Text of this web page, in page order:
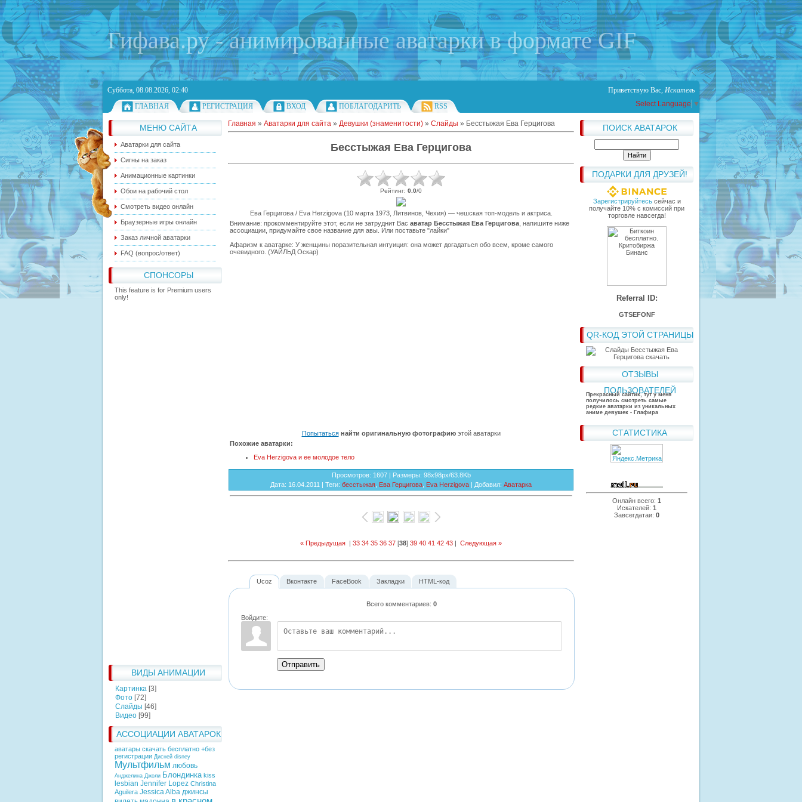
Гифава.ру - анимированные аватарки в формате GIF
Суббота, 08.08.2026, 02:40 Приветствую Вас, Искатель
ГЛАВНАЯ
РЕГИСТРАЦИЯ ВХОД ПОБЛАГОДАРИТЬ RSS Select Language ▼
МЕНЮ САЙТА
Аватарки для сайта
Сигны на заказ
Анимационные картинки
Обои на рабочий стол
Смотреть видео онлайн
Браузерные игры онлайн
Заказ личной аватарки
FAQ (вопрос/ответ)
СПОНСОРЫ
This feature is for Premium users
only!
ВИДЫ АНИМАЦИИ
Картинка [3]
Фото [72]
Слайды [46]
Видео [99]
АССОЦИАЦИИ АВАТАРОК
аватары скачать бесплатно +без
регистрации Дисней disney
Мультфильм любовь
Анджелина Джоли Блондинка kiss
lesbian Jennifer Lopez Christina
Aguilera Jessica Alba джинсы
ПОИСК АВАТАРОК
ПОДАРКИ ДЛЯ ДРУЗЕЙ!
Зарегистрируйтесьсейчас и
получайте 10% с комиссий при
торговле навсегда!
Referral ID:
GTSEFONF
QR-КОД ЭТОЙ СТРАНИЦЫ
ОТЗЫВЫ
ПОЛЬЗОВАТЕЛЕЙ
Прекрасный сайтик, тут у меня
получилось смотреть самые
редкие аватарки из уникальных
аниме девушек - Глафира
СТАТИСТИКА
Онлайн всего: 1
Искателей: 1
Завсегдатаи: 0
Главная » Аватарки для сайта » Девушки (знаменитости) » Слайды » Бесстыжая Ева Герцигова
Бесстыжая Ева Герцигова
Рейтинг: 0.0/0
Ева Герцигова / Eva Herzigova (10 марта 1973, Литвинов, Чехия) — чешская топ-модель и актриса.
Внимание: прокомментируйте этот, если не затруднит Вас аватар Бесстыжая Ева Герцигова , напишите ниже
ассоциации, придумайте свое название для авы. Или поставьте "лайки"
Афаризм к аватарке: У женщины поразительная интуиция: она может догадаться обо всем, кроме самого
очевидного. (УАЙЛЬД Оскар)
Попытаться найти оригинальную фотографиюэтой аватарки
Похожие аватарки:
Eva Herzigova и ее молодое тело
Просмотров: 1607 | Размеры: 98x98px/63.8Kb
Дата: 16.04.2011 | Теги: бесстыжая Ева Герцигова Eva Herzigova | Добавил: Аватарка
« Предыдущая | 33 34 35 36 37 [38] 39 40 41 42 43 | Следующая »
Ucoz
Всего комментариев: 0
Войдите:
Отправить
Вконтакте FaceBook Закладки HTML-код